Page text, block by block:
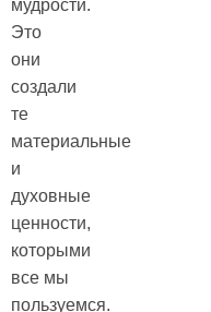
мудрости.
Это
они
создали
те
материальные
и
духовные
ценности,
которыми
все мы
пользуемся.